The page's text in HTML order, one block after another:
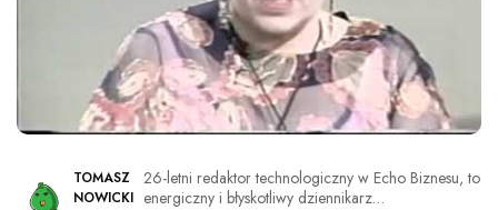
TOMASZ
NOWICKI
26-letni redaktor technologiczny w Echo Biznesu, to
energiczny i błyskotliwy dziennikarz…